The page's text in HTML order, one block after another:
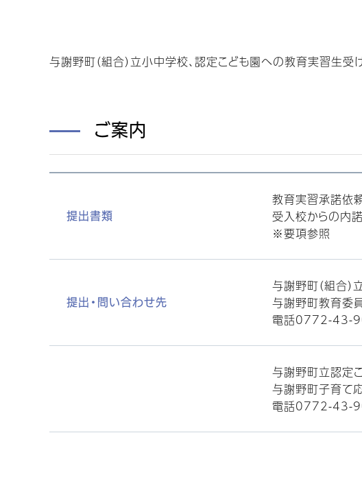
与謝野町（組合）立小中学校、認定こども園への教育実習生受
ご案内
提出書類
教育実習承諾依
受入校からの内諾
※要項参照
提出・問い合わせ先
与謝野町（組合）
与謝野町教育委
電話0772-43-
与謝野町立認定
与謝野町子育て
電話0772-43-